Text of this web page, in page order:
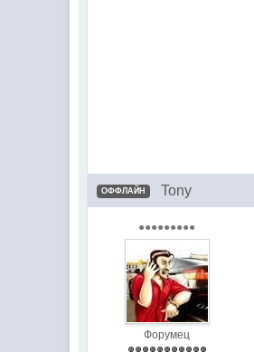
ОФФЛАЙН Tony
●●●●●●●●●
Форумец